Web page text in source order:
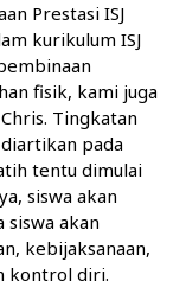
Prestasi ISJ
kurikulum ISJ
fisik, kami juga
Tingkatan
pada
tentu dimulai
siswa akan
siswa akan
kebijaksanaan,
kontrol diri.